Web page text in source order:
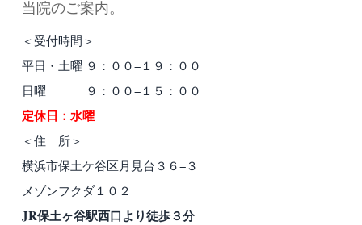
当院のご案内。
＜受付時間＞
平日・土曜 ９：００−１９：００
日曜 ９：００−１５：００
定休日：水曜
＜住 所＞
横浜市保土ケ谷区月見台３６−３
メゾンフクダ１０２
JR保土ヶ谷駅西口より徒歩３分